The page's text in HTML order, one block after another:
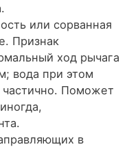
или сорванная
Признак
ход рычага
вода при этом
Поможет
в